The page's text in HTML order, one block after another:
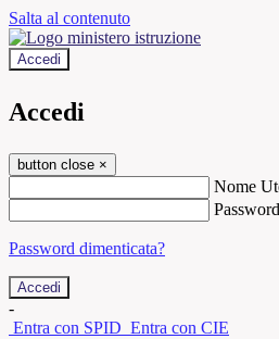
Salta al contenuto
Accedi
Accedi
button close ×
Nome
Password
Password dimenticata?
-
Entra con SPID Entra con CIE